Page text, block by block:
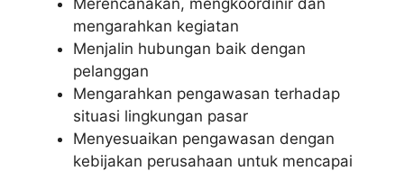
mengarahkan kegiatan
Menjalin hubungan baik dengan
pelanggan
Mengarahkan pengawasan terhadap
situasi lingkungan pasar
Menyesuaikan pengawasan dengan
kebijakan perusahaan untuk mencapai